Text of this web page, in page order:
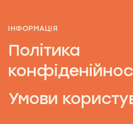
ІНФОРМАЦІЯ
Політика
Умови